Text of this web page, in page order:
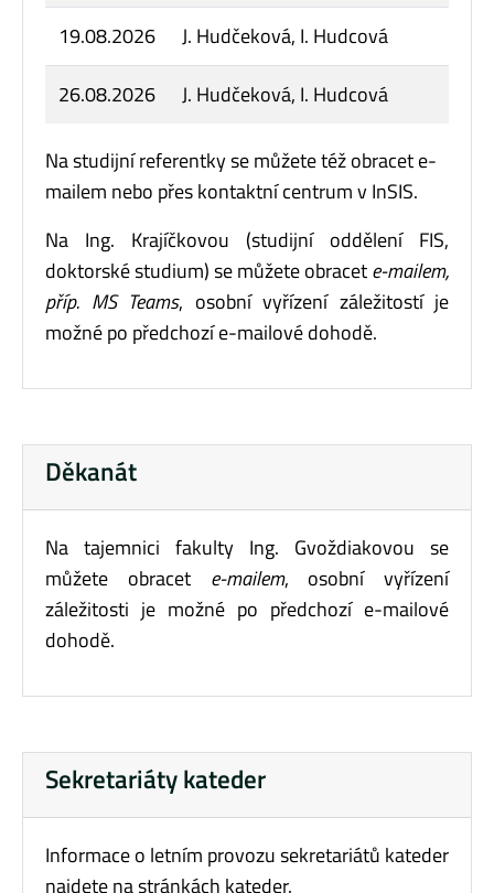
19.08.2026
J. Hudčeková, I. Hudcová
26.08.2026
J. Hudčeková, I. Hudcová
Na studijní referentky se můžete též obracet e-
mailem nebo přes kontaktní centrum v InSIS.
Na Ing. Krajíčkovou (studijní oddělení FIS,
doktorské studium) se můžete obracete-mailem,
příp. MS Teams, osobní vyřízení záležitostí je
možné po předchozí e-mailové dohodě.
Děkanát
Na tajemnici fakulty Ing. Gvoždiakovou se
můžete obracet e-mailem, osobní vyřízení
záležitosti je možné po předchozí e-mailové
dohodě.
Sekretariáty kateder
Informace o letním provozu sekretariátů kateder
najdete na stránkách kateder.